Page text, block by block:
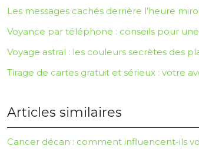
Les messages cachés derrière l’heure
Voyance par téléphone : conseils pour
Voyage astral : les couleurs secrètes des
Tirage de cartes gratuit et sérieux : votre
Articles similaires
Cancer décan : comment influencent-ils